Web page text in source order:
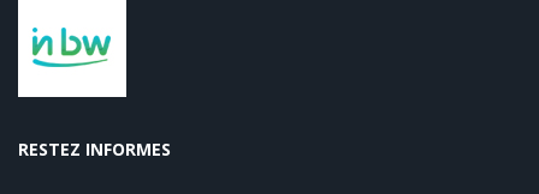
RESTEZ INFORMES